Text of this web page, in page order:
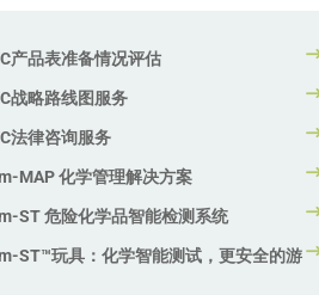
产品表准备情况评估
战略路线图服务
法律咨询服务
MAP 化学管理解决方案
ST 危险化学品智能检测系统
ST™玩具：化学智能测试，更安全的游